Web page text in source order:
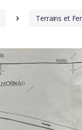
Terrains et